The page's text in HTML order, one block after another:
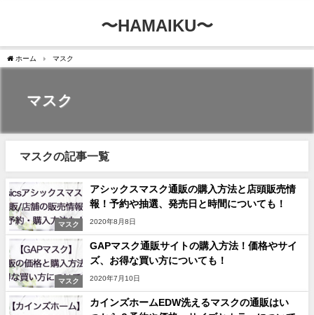
〜HAMAIKU〜
ホーム マスク
マスク
マスクの記事一覧
マスク
アシックスマスク通販の購入方法と店頭販売情
報！予約や抽選、発売日と時間についても！
2020年8月8日
マスク
GAPマスク通販サイトの購入方法！価格やサイ
ズ、お得な買い方についても！
2020年7月10日
カインズホームEDW洗えるマスクの通販はい